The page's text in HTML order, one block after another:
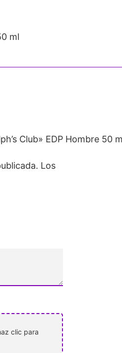
ml
Club» EDP Hombre 50
Los
clic para